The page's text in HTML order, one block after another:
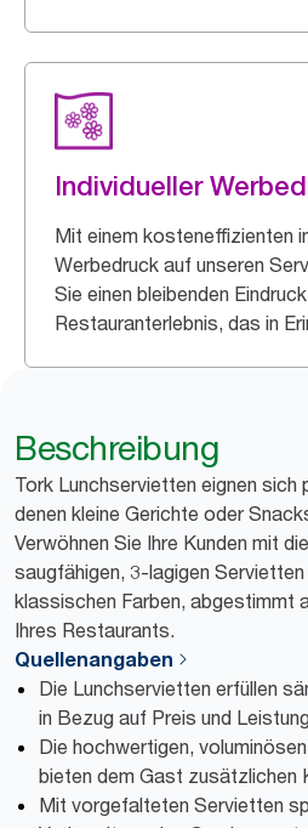
Individueller
Mit einem kosteneffizienten
Werbedruck auf unseren
Sie einen bleibenden
Restauranterlebnis, das in
Beschreibung
Tork Lunchservietten eignen sich
denen kleine Gerichte oder
Verwöhnen Sie Ihre Kunden mit
saugfähigen, 3-lagigen Servietten
klassischen Farben, abgestimmt
Ihres Restaurants.
Quellenangaben
Die Lunchservietten erfüllen
in Bezug auf Preis und
Die hochwertigen,
bieten dem Gast zusätzlichen
Mit vorgefalteten Servietten